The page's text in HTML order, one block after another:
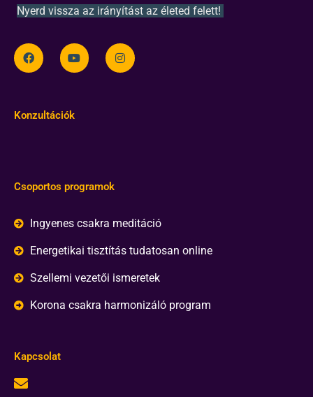
Nyerd vissza az irányítást az életed felett!
Konzultációk
Csoportos programok
Ingyenes csakra meditáció
Energetikai tisztítás tudatosan online
Szellemi vezetői ismeretek
Korona csakra harmonizáló program
Kapcsolat